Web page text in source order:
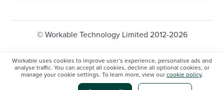
Workable uses cookies to improve user’s experience, personalise ads and
analyse traffic. You can accept all cookies, decline all optional cookies, or
manage your cookie settings. To learn more, view our cookie policy.
© Workable Technology Limited 2012-2026
Legal Privacy policy
Cookie Settings
Do not sell/share my personal information